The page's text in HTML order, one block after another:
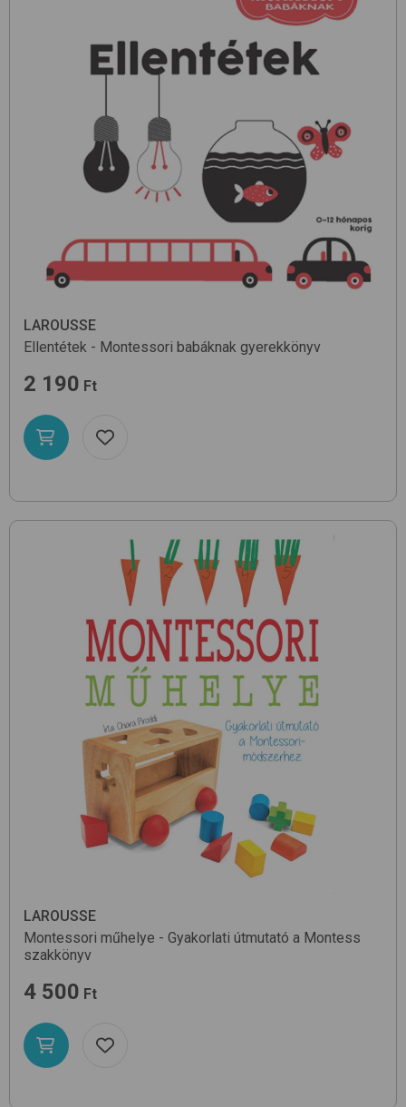
LAROUSSE
Ellentétek - Montessori babáknak gyerekkönyv
2 190 Ft
LAROUSSE
Montessori műhelye - Gyakorlati útmutató a Montess
szakkönyv
4 500 Ft